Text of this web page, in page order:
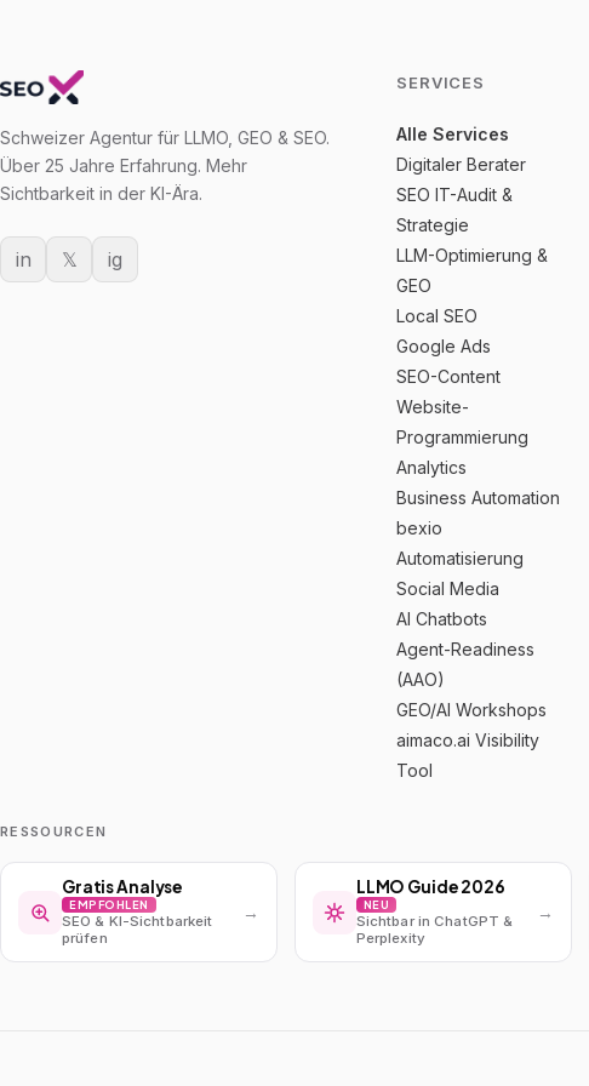
Schweizer Agentur für LLMO, GEO & SEO.
Über 25 Jahre Erfahrung. Mehr
Sichtbarkeit in der KI-Ära.
in 𝕏 ig
SERVICES
Alle Services
Digitaler Berater
SEO IT-Audit &
Strategie
LLM-Optimierung &
GEO
Local SEO
Google Ads
SEO-Content
Website-
Programmierung
Analytics
Business Automation
bexio
Automatisierung
Social Media
AI Chatbots
Agent-Readiness
(AAO)
GEO/AI Workshops
aimaco.ai Visibility
Tool
RESSOURCEN
Gratis Analyse
EMPFOHLEN
SEO & KI-Sichtbarkeit
prüfen
→
LLMO Guide 2026
NEU
Sichtbar in ChatGPT &
Perplexity
→